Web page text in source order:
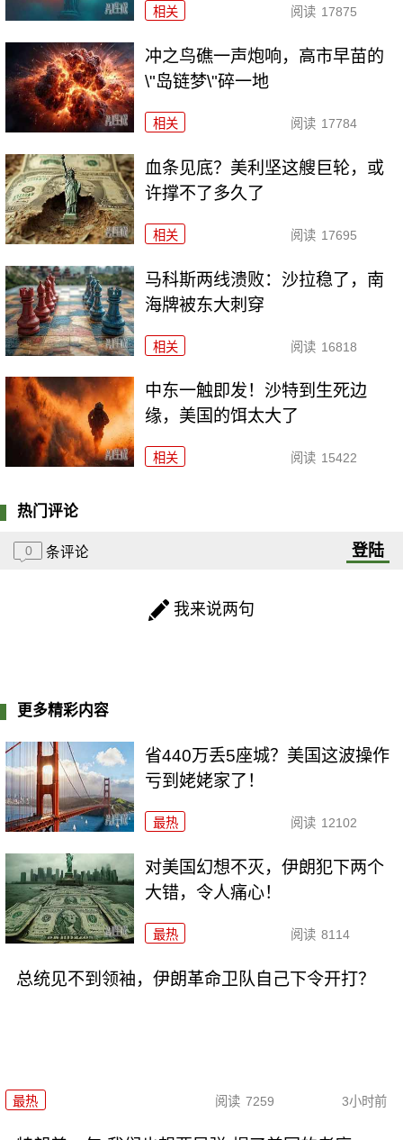
相关 阅读 17875
冲之鸟礁一声炮响，高市早苗的
\"岛链梦\"碎一地
相关 阅读 17784
血条见底？美利坚这艘巨轮，或
许撑不了多久了
相关 阅读 17695
马科斯两线溃败：沙拉稳了，南
海牌被东大刺穿
相关 阅读 16818
中东一触即发！沙特到生死边
缘，美国的饵太大了
相关 阅读 15422
热门评论
0 条评论 登陆
我来说两句
更多精彩内容
省440万丢5座城？美国这波操作
亏到姥姥家了！
最热 阅读 12102
对美国幻想不灭，伊朗犯下两个
大错，令人痛心！
最热 阅读 8114
总统见不到领袖，伊朗革命卫队自己下令开打？
最热 阅读 7259 3小时前